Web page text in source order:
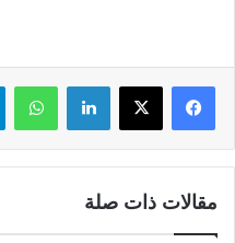
لينكدإن واتساب
مقالات ذات صلة